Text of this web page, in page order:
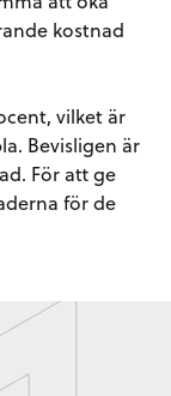
kostnad
vilket är
Bevisligen är
För att ge
för de